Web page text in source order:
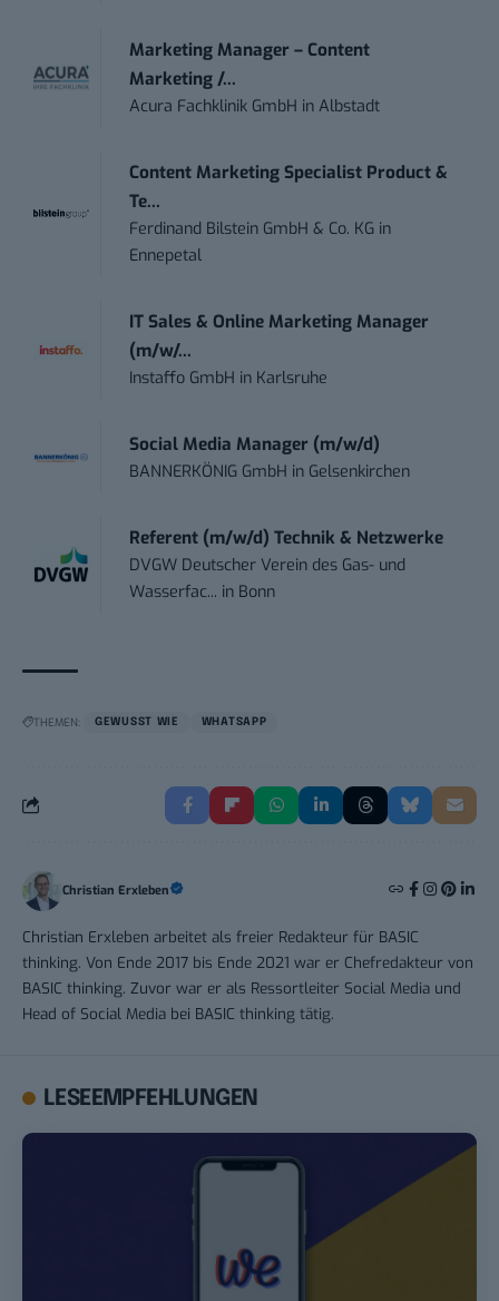
Marketing Manager – Content
Marketing /...
Acura Fachklinik GmbH inAlbstadt
Content Marketing Specialist Product &
Te...
Ferdinand Bilstein GmbH & Co. KG in
Ennepetal
IT Sales & Online Marketing Manager
(m/w/...
Instaffo GmbH in Karlsruhe
Social Media Manager (m/w/d)
BANNERKÖNIG GmbH in Gelsenkirchen
Referent (m/w/d) Technik & Netzwerke
DVGW Deutscher Verein des Gas- und
Wasserfac... in Bonn
THEMEN: GEWUSST WIE WHATSAPP
Christian Erxleben
Christian Erxleben arbeitet als freier Redakteur für BASIC
thinking. Von Ende 2017 bis Ende 2021 war er Chefredakteur von
BASIC thinking. Zuvor war er als Ressortleiter Social Media und
Head of Social Media bei BASIC thinking tätig.
LESEEMPFEHLUNGEN